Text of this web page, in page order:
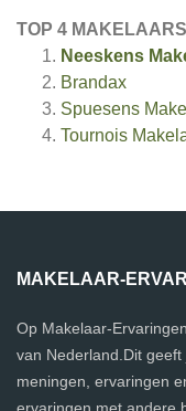
TOP 4
Neeskens
Brandax
Spuesens
Tournois
MAKELAAR-
Op Makelaar-
van Nederland.Dit
meningen, ervaringen